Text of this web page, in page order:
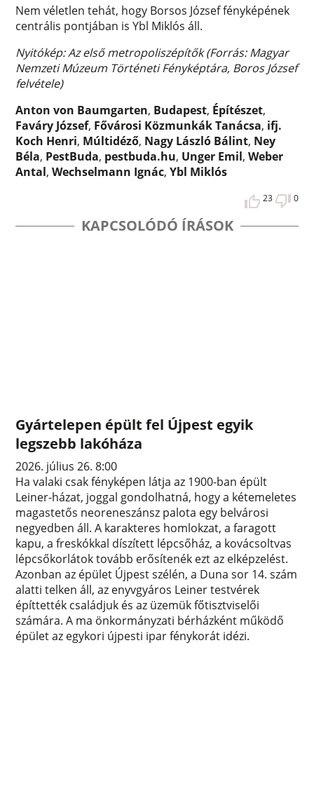
Nem véletlen tehát, hogy Borsos József fényképének
centrális pontjában is Ybl Miklós áll.
Nyitókép: Az első metropoliszépítők (Forrás: Magyar
Nemzeti Múzeum Történeti Fényképtára, Boros József
felvétele)
Anton von Baumgarten, Budapest, Építészet,
Faváry József, Fővárosi Közmunkák Tanácsa, ifj.
Koch Henri, Múltidéző, Nagy László Bálint, Ney
Béla, PestBuda, pestbuda.hu, Unger Emil,Weber
Antal,Wechselmann Ignác,Ybl Miklós
23 0
KAPCSOLÓDÓ ÍRÁSOK
Gyártelepen épült fel Újpest egyik
legszebb lakóháza
2026. július 26. 8:00
Ha valaki csak fényképen látja az 1900-ban épült
Leiner-házat, joggal gondolhatná, hogy a kétemeletes
magastetős neoreneszánsz palota egy belvárosi
negyedben áll. A karakteres homlokzat, a faragott
kapu, a freskókkal díszített lépcsőház, a kovácsoltvas
lépcsőkorlátok tovább erősítenék ezt az elképzelést.
Azonban az épület Újpest szélén, a Duna sor 14. szám
alatti telken áll, az enyvgyáros Leiner testvérek
építtették családjuk és az üzemük főtisztviselői
számára. A ma önkormányzati bérházként működő
épület az egykori újpesti ipar fénykorát idézi.